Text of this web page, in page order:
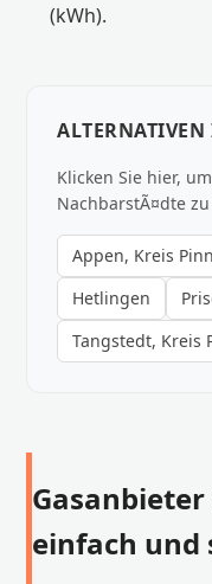
(kWh).
Klicken Sie hier,
NachbarstÃ¤dte
Appen, Kreis
Hetlingen
Tangstedt, Kreis
Gasanbieter
einfach und